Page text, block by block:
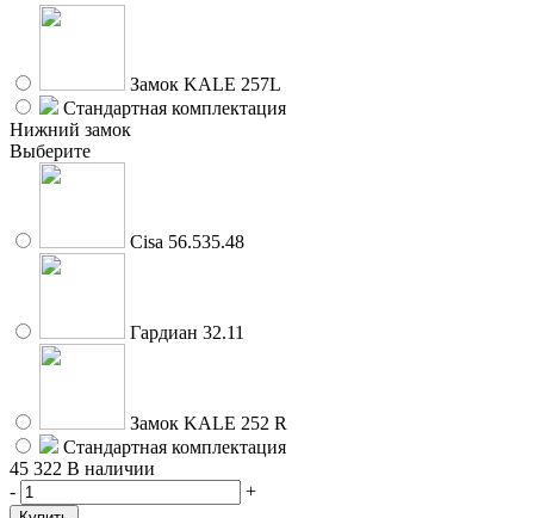
Замок KALE 257L
Стандартная комплектация
Нижний замок
Выберите
Cisa 56.535.48
Гардиан 32.11
Замок KALE 252 R
Стандартная комплектация
45 322 В наличии
-
+